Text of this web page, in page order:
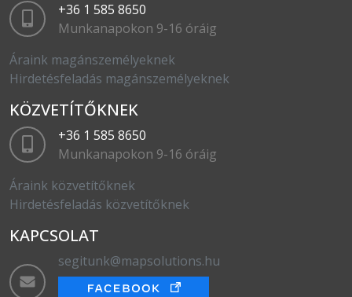
+36 1 585 8650
Munkanapokon 9-16 óráig
Áraink magánszemélyeknek
Hirdetésfeladás magánszemélyeknek
KÖZVETÍTŐKNEK
+36 1 585 8650
Munkanapokon 9-16 óráig
Áraink közvetítőknek
Hirdetésfeladás közvetítőknek
KAPCSOLAT
segitunk@mapsolutions.hu